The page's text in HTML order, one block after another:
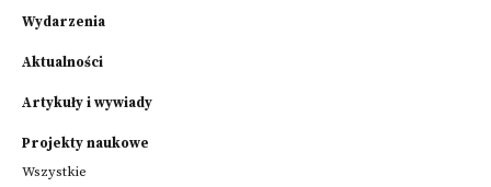
Wydarzenia
Aktualności
Artykuły i wywiady
Projekty naukowe
Wszystkie